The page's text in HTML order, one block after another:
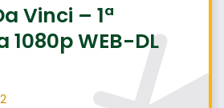
Vinci – 1ª
WEB-DL